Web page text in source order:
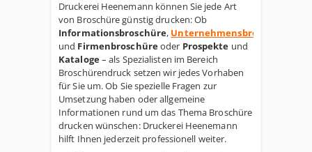
Druckerei Heenemann können Sie jede Art
von Broschüre günstig drucken: Ob
Informationsbroschüre, Unternehmensbroschüre
und Firmenbroschüreoder Prospekte und
Kataloge– als Spezialisten im Bereich
Broschürendruck setzen wir jedes Vorhaben
für Sie um. Ob Sie spezielle Fragen zur
Umsetzung haben oder allgemeine
Informationen rund um das Thema Broschüre
drucken wünschen: Druckerei Heenemann
hilft Ihnen jederzeit professionell weiter.